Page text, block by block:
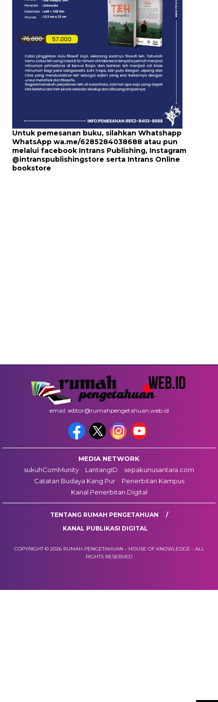
Untuk pemesanan buku, silahkan Whatshapp
WhatsApp wa.me/6285284038688 atau pun
melalui facebook Intrans Publishing, Instagram
@intranspublishingstore serta Intrans Online
bookstore
email: editor@rumahpengetahuan.web.id
MEDIA NETWORK
sukuhComMunity
LantangID
sepakunusantara.com
Catatan Budaya Kang Pur
Penerbitan Kampus
Kanal Penerbitan Digital
TENTANG RUMAH PENGETAHUAN
KANAL PUBLIKASI DIGITAL
COPYRIGHT © 2026 RUMAH PENGETAHUAN – HOUSE OF KNOWLEDGE - ALL
RIGHTS RESERVED